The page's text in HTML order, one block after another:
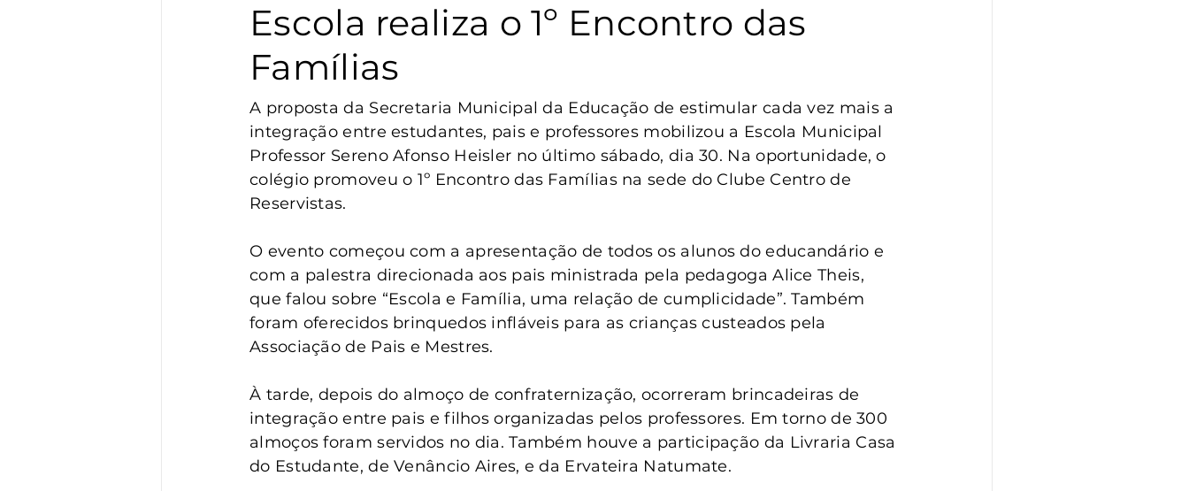
Agricultura Trânsito
Vigilância Turismo Santa Clara do Sul Conselho Tutelar
Escola realiza o 1º Encontro das
Famílias
A proposta da Secretaria Municipal da Educação de estimular cada vez mais a
integração entre estudantes, pais e professores mobilizou a Escola Municipal
Professor Sereno Afonso Heisler no último sábado, dia 30. Na oportunidade, o
colégio promoveu o 1º Encontro das Famílias na sede do Clube Centro de
Reservistas.
O evento começou com a apresentação de todos os alunos do educandário e
com a palestra direcionada aos pais ministrada pela pedagoga Alice Theis,
que falou sobre “Escola e Família, uma relação de cumplicidade”. Também
foram oferecidos brinquedos infláveis para as crianças custeados pela
Associação de Pais e Mestres.
À tarde, depois do almoço de confraternização, ocorreram brincadeiras de
integração entre pais e filhos organizadas pelos professores. Em torno de 300
almoços foram servidos no dia. Também houve a participação da Livraria Casa
do Estudante, de Venâncio Aires, e da Ervateira Natumate.